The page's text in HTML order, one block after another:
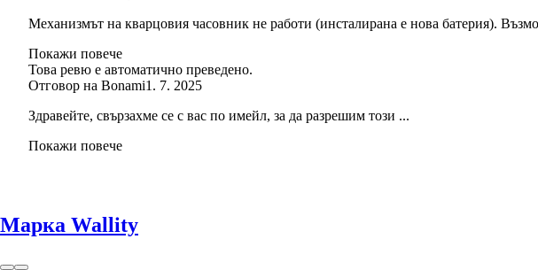
Механизмът на кварцовия часовник не работи (инсталирана е нова батерия).
Покажи повече
Това ревю е автоматично преведено.
Отговор на Bonami1. 7. 2025
Здравейте, свързахме се с вас по имейл, за да разрешим този ...
Покажи повече
Марка Wallity